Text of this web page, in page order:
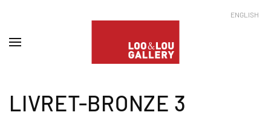
ENGLISH
LIVRET-BRONZE 3